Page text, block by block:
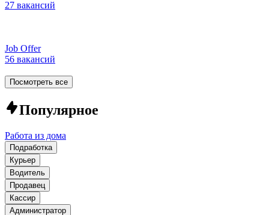
27 вакансий
Job Offer
56 вакансий
Посмотреть все
Популярное
Работа из дома
Подработка
Курьер
Водитель
Продавец
Кассир
Администратор